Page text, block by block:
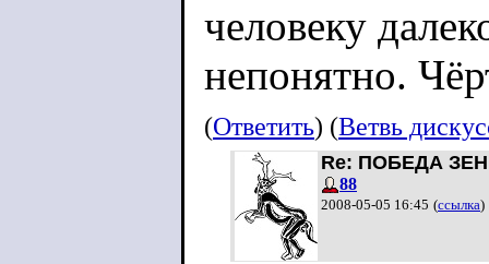
человеку
непонятно.
(Ответить) (Ветвь
Re: ПОБЕДА
88
2008-05-05 16:45 (ссылка)